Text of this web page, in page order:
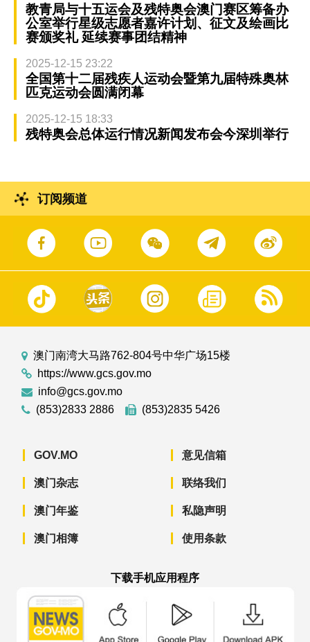
教青局与十五运会及残特奥会澳门赛区筹备办
公室举行星级志愿者嘉许计划、征文及绘画比
赛颁奖礼 延续赛事团结精神
2025-12-15 23:22
全国第十二届残疾人运动会暨第九届特殊奥林
匹克运动会圆满闭幕
2025-12-15 18:33
残特奥会总体运行情况新闻发布会今深圳举行
订阅频道
澳门南湾大马路762-804号中华广场15楼
https://www.gcs.gov.mo
info@gcs.gov.mo
(853)2833 2886
(853)2835 5426
GOV.MO
澳门杂志
澳门年鉴
澳门相簿
意见信箱
联络我们
私隐声明
使用条款
下载手机应用程序